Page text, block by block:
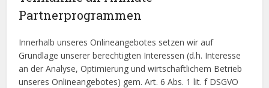
Partnerprogrammen
Innerhalb unseres Onlineangebotes setzen wir auf
Grundlage unserer berechtigten Interessen (d.h. Interesse
an der Analyse, Optimierung und wirtschaftlichem Betrieb
unseres Onlineangebotes) gem. Art. 6 Abs. 1 lit. f DSGVO